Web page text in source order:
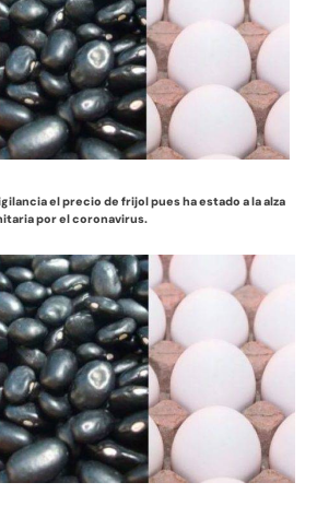
el precio de frijol pues ha estado a la alza
por el coronavirus.